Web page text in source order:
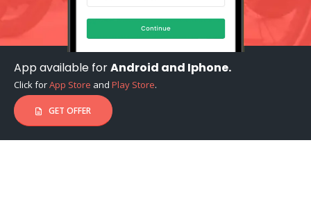
App available forAndroid and Iphone.
Click forApp Store and Play Store.
GET OFFER